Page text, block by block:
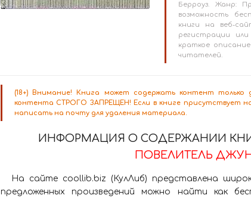
Берроуз. Жанр:
возможность
книги на веб-
регистрации
краткое
читателей.
(18+) Внимание! Книга может содержать контент
контента СТРОГО ЗАПРЕЩЕН! Если в книге присутствует
написать на почту для удаления материала.
ИНФОРМАЦИЯ О СОДЕРЖАНИИ
ПОВЕЛИТЕЛЬ
На сайте coollib.biz (КулЛиб) представлена
предложенных произведений можно найти как